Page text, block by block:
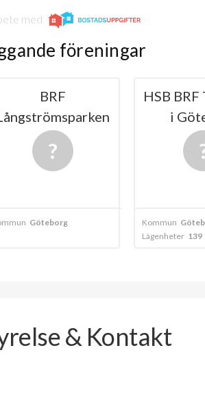
med
föreningar
HSB BRF Torviggen
i Göteborg
Kommun Göteborg
Kommun
Lägenheter
& Kontakt